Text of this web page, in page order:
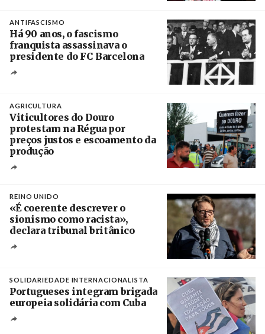
ANTIFASCISMO
Há 90 anos, o fascismo
franquista assassinava o
presidente do FC Barcelona
AGRICULTURA
Viticultores do Douro
protestam na Régua por
preços justos e escoamento da
produção
REINO UNIDO
«É coerente descrever o
sionismo como racista»,
declara tribunal britânico
SOLIDARIEDADE INTERNACIONALISTA
Portugueses integram brigada
europeia solidária com Cuba